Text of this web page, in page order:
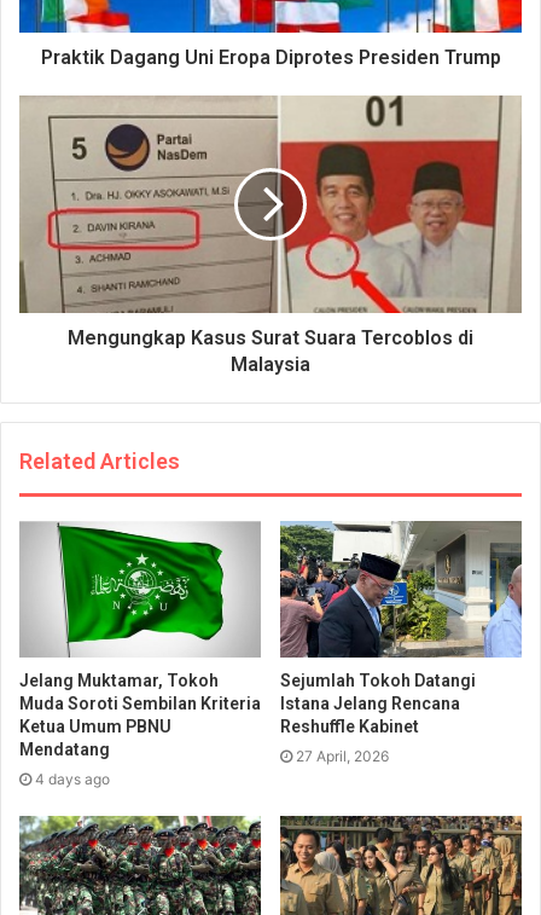
Praktik Dagang Uni Eropa Diprotes Presiden Trump
Mengungkap Kasus Surat Suara Tercoblos di
Malaysia
Related Articles
Jelang Muktamar, Tokoh
Muda Soroti Sembilan Kriteria
Ketua Umum PBNU
Mendatang
4 days ago
Sejumlah Tokoh Datangi
Istana Jelang Rencana
Reshuffle Kabinet
27 April, 2026